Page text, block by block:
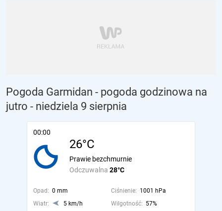
Pogoda Garmidan - pogoda godzinowa na
jutro - niedziela 9 sierpnia
00:00
26°C
Odczuwalna 28°C
Prawie bezchmurnie
Opad: 0 mm Ciśnienie: 1001 hPa
Wiatr:
5 km/h Wilgotność: 57%